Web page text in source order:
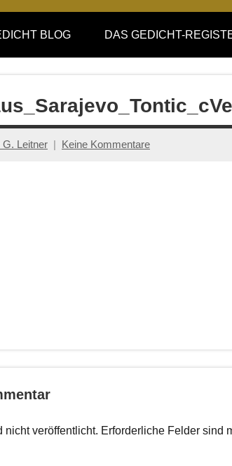
BLOG DAS GEDICHT-
G. Leitner Keine Kommentare
nicht veröffentlicht. Erforderliche Felder sind